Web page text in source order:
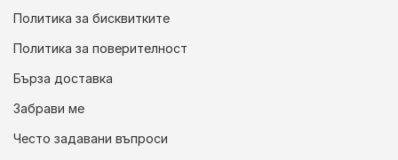
Политика за бисквитките
Политика за поверителност
Бърза доставка
Забрави ме
Често задавани въпроси